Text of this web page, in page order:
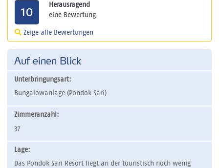
10
Herausragend
eine Bewertung
Zeige alle Bewertungen
Auf einen Blick
Unterbringungsart:
Bungalowanlage (Pondok Sari)
Zimmeranzahl:
37
Lage:
Das Pondok Sari Resort liegt an der touristisch noch wenig